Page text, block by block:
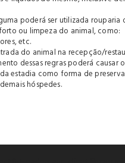
poderá ser utilizada rouparia
ou limpeza do animal, como:
etc.
do animal na recepção/
dessas regras poderá causar o
estadia como forma de
hóspedes.